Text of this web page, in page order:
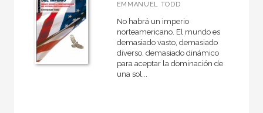
MATERIAS
Teoría política
EMMANUEL TODD
No habrá un imperio
norteamericano. El mundo es
demasiado vasto, demasiado
diverso, demasiado dinámico
para aceptar la dominación de
una sol...